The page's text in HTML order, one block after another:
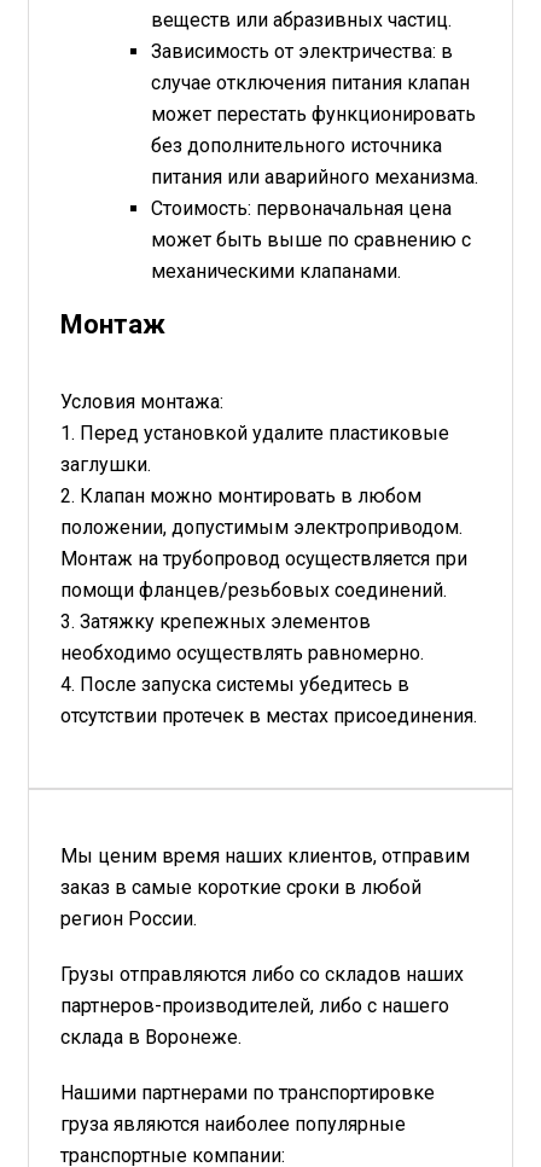
веществ или абразивных частиц.
Зависимость от электричества: в
случае отключения питания клапан
может перестать функционировать
без дополнительного источника
питания или аварийного механизма.
Стоимость: первоначальная цена
может быть выше по сравнению с
механическими клапанами.
Монтаж
Условия монтажа:
1. Перед установкой удалите пластиковые
заглушки.
2. Клапан можно монтировать в любом
положении, допустимым электроприводом.
Монтаж на трубопровод осуществляется при
помощи фланцев/резьбовых соединений.
3. Затяжку крепежных элементов
необходимо осуществлять равномерно.
4. После запуска системы убедитесь в
отсутствии протечек в местах присоединения.
Мы ценим время наших клиентов, отправим
заказ в самые короткие сроки в любой
регион России.
Грузы отправляются либо со складов наших
партнеров-производителей, либо с нашего
склада в Воронеже.
Нашими партнерами по транспортировке
груза являются наиболее популярные
транспортные компании: